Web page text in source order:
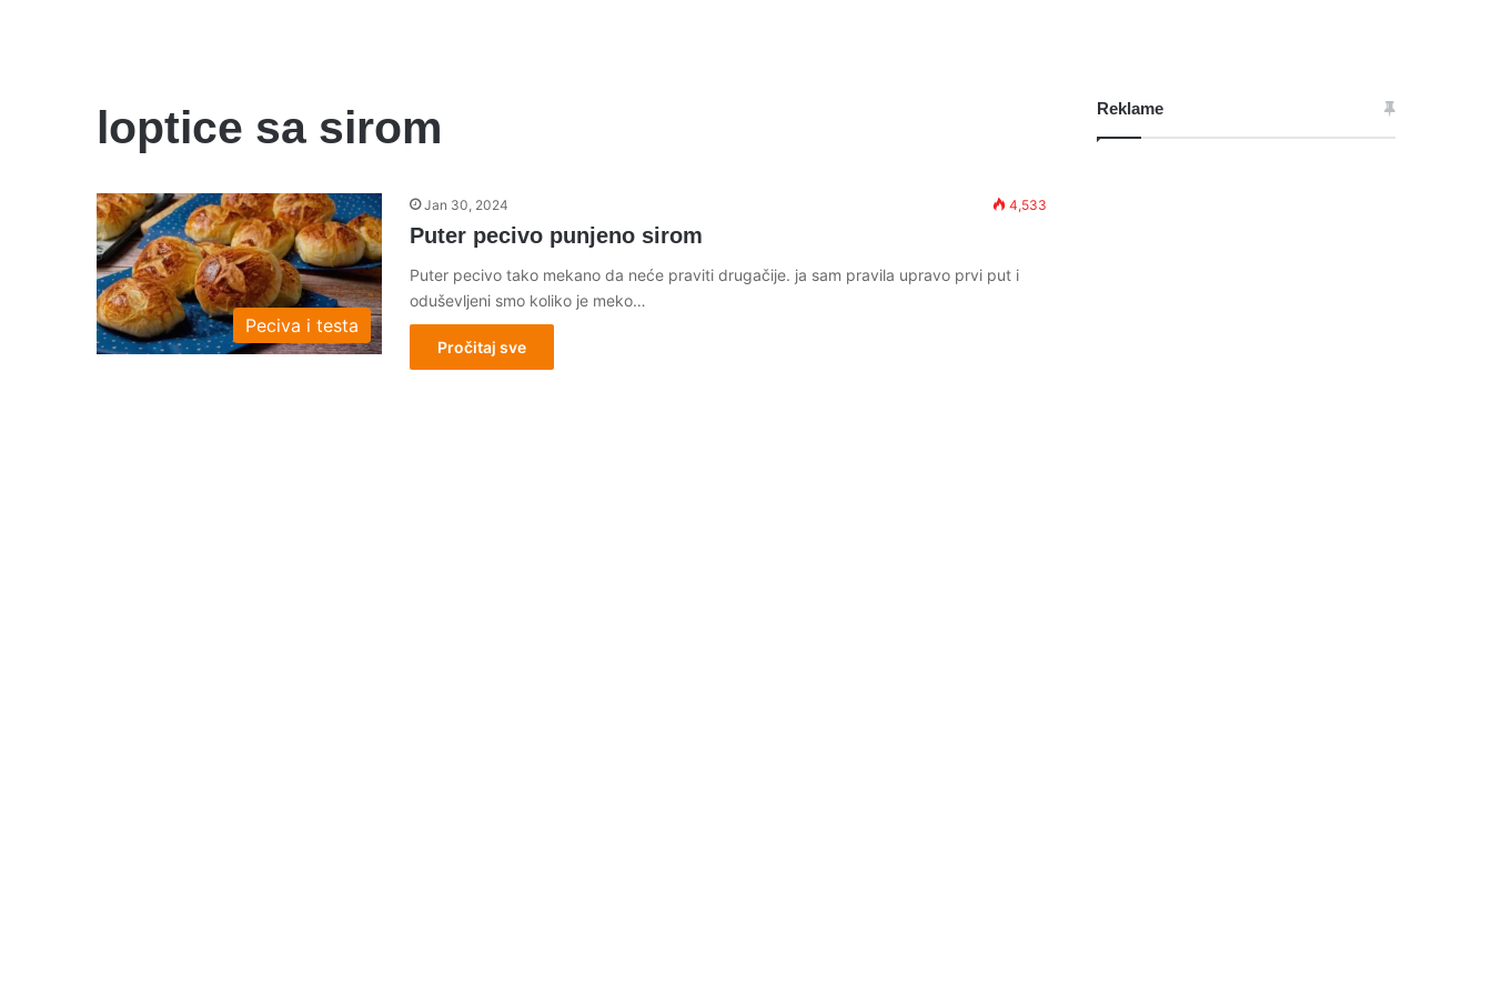
loptice sa sirom
Peciva i testa
Jan 30, 2024 4,533
Puter pecivo punjeno sirom
Puter pecivo tako mekano da neće praviti drugačije. ja sam pravila upravo prvi put i
oduševljeni smo koliko je meko…
Pročitaj sve
Reklame